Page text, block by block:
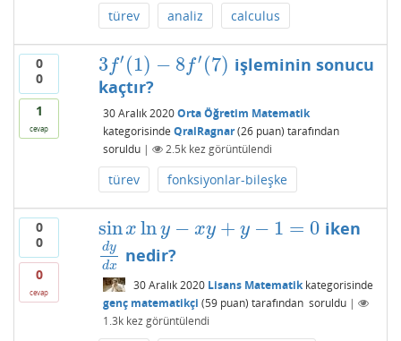
türev analiz calculus
0
0
1
cevap
3f′ (1) − 8f′ (7)
3f′(1)−8 ′(7 )
işleminin sonucu
kaçtır?
30 Aralık 2020 Orta Öğretim Matematik
kategorisinde QralRagnar (26puan) tarafından
soruldu | 2.5kkez görüntülendi
türev fonksiyonlar-bileşke
0
0
0
cevap
sinx lny − xy + y − 1 = 0
sinxlny−xy +y −1= 0 iken
dy
dx
dyd x
nedir?
30 Aralık 2020 Lisans Matematikkategorisinde
genç matematikçi (59puan) tarafından soruldu |
1.3kkez görüntülendi